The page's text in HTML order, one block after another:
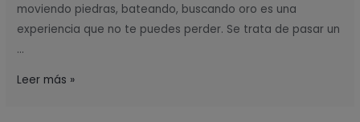
moviendo piedras, bateando, buscando oro es una
experiencia que no te puedes perder. Se trata de pasar un
…
Leer más »